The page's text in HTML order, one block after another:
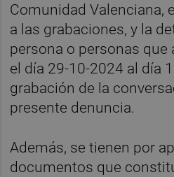
Comunidad Valenciana,
a las grabaciones, y la
persona o personas que
el día 29-10-2024 al día
grabación de la
presente denuncia.
Además, se tienen por
documentos que